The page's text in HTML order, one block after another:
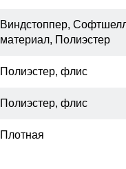
Виндстоппер,
материал, Полиэстер
Полиэстер, флис
Полиэстер, флис
Плотная